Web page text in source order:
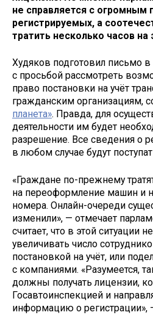
не справляется с огромным
регистрируемых, а
тратить несколько часов на
Худяков подготовил письмо
с просьбой рассмотреть
право постановки на учёт
гражданским организациям,
планета». Правда, для
деятельности им будет
разрешение. Все сведения о
в любом случае будут
«Граждане по-прежнему
на переоформление машин и
номера. Онлайн-очереди
изменили», — отмечает
считает, что в этой ситуации
увеличивать число
постановкой на учёт, или
с компаниями. «Разумеется,
должны получать лицензии,
Госавтоинспекцией и
информацию о регистрации»,